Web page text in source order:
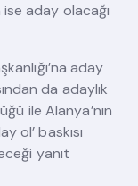
ise aday olacağı
aday
da adaylık
ile Alanya’nın
ol’ baskısı
yanıt